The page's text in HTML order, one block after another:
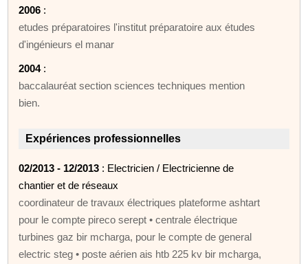
2006 :
etudes préparatoires l'institut préparatoire aux études
d'ingénieurs el manar
2004:
baccalauréat section sciences techniques mention
bien.
Expériences professionnelles
02/2013 - 12/2013 : Electricien / Electricienne de
chantier et de réseaux
coordinateur de travaux électriques plateforme ashtart
pour le compte pireco serept • centrale électrique
turbines gaz bir mcharga, pour le compte de general
electric steg • poste aérien ais htb 225 kv bir mcharga,